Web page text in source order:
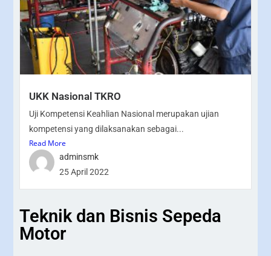
UKK Nasional TKRO
Uji Kompetensi Keahlian Nasional merupakan ujian
kompetensi yang dilaksanakan sebagai...
Read More
adminsmk
25 April 2022
Teknik dan Bisnis Sepeda
Motor